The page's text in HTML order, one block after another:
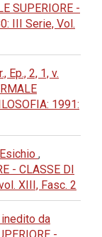
SUPERIORE -
III Serie, Vol.
Ep., 2, 1, v.
1991:
,
- CLASSE DI
XIII, Fasc. 2
da